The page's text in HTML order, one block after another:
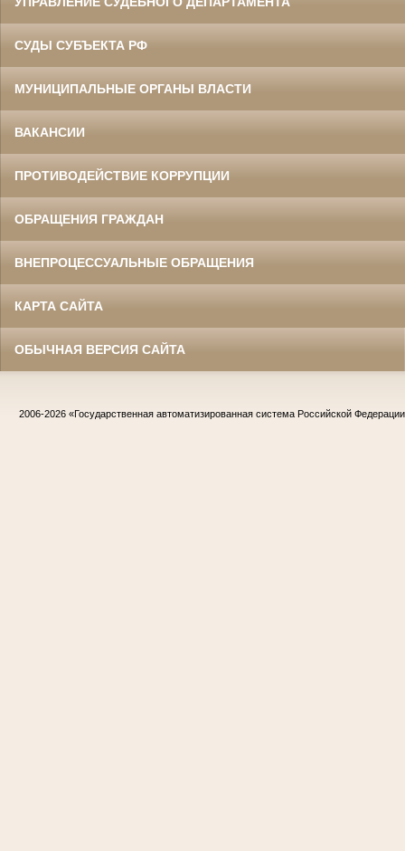
СУДЫ СУБЪЕКТА РФ
МУНИЦИПАЛЬНЫЕ ОРГАНЫ ВЛАСТИ
ВАКАНСИИ
ПРОТИВОДЕЙСТВИЕ КОРРУПЦИИ
ОБРАЩЕНИЯ ГРАЖДАН
ВНЕПРОЦЕССУАЛЬНЫЕ ОБРАЩЕНИЯ
КАРТА САЙТА
ОБЫЧНАЯ ВЕРСИЯ САЙТА
2006-2026 «Государственная автоматизированная система Российской